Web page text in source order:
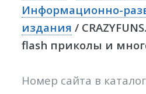
Информационно-
издания /
flash приколы и
Номер сайта в